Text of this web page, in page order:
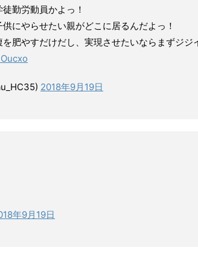
勤労動員かよっ！
にやらせたい親がどこに居るんだよっ！
肥やすだけだし、実現させたいならまずジジ
2018年9月19日
年9月19日